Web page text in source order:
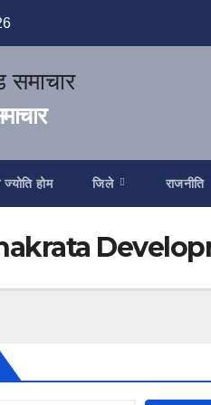
ज्योति होम जिले राजनीति